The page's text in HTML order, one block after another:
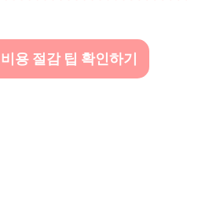
용 절감 팁 확인하기